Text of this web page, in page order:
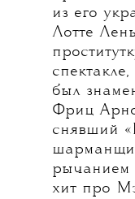
из его
Лотте
был
Фриц
снявший
рычанием
хит про